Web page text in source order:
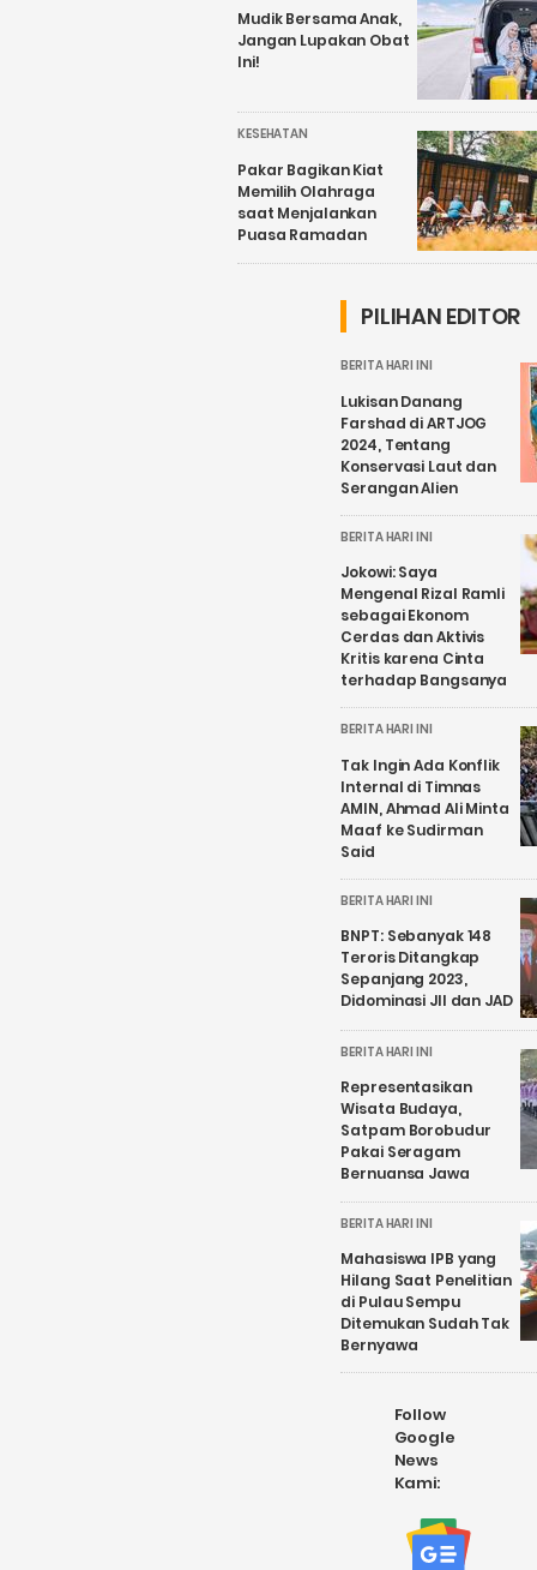
Mudik Bersama Anak,
Jangan Lupakan Obat
Ini!
KESEHATAN
Pakar Bagikan Kiat
Memilih Olahraga
saat Menjalankan
Puasa Ramadan
PILIHAN EDITOR
BERITA HARI INI
Lukisan Danang
Farshad di ARTJOG
2024, Tentang
Konservasi Laut dan
Serangan Alien
BERITA HARI INI
Jokowi: Saya
Mengenal Rizal Ramli
sebagai Ekonom
Cerdas dan Aktivis
Kritis karena Cinta
terhadap Bangsanya
BERITA HARI INI
Tak Ingin Ada Konflik
Internal di Timnas
AMIN, Ahmad Ali Minta
Maaf ke Sudirman
Said
BERITA HARI INI
BNPT: Sebanyak 148
Teroris Ditangkap
Sepanjang 2023,
Didominasi JII dan JAD
BERITA HARI INI
Representasikan
Wisata Budaya,
Satpam Borobudur
Pakai Seragam
Bernuansa Jawa
BERITA HARI INI
Mahasiswa IPB yang
Hilang Saat Penelitian
di Pulau Sempu
Ditemukan Sudah Tak
Bernyawa
Follow
Google
News
Kami: